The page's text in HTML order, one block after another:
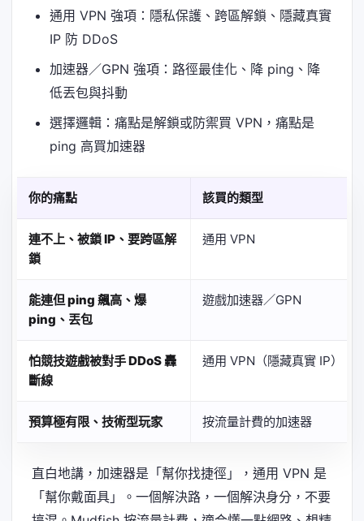
通用 VPN 強項：隱私保護、跨區解鎖、隱藏真實
IP 防 DDoS
加速器／GPN 強項：路徑最佳化、降 ping、降
低丟包與抖動
選擇邏輯：痛點是解鎖或防禦買 VPN，痛點是
ping 高買加速器
你的痛點 該買的類型
連不上、被鎖 IP、要跨區解
鎖
通用 VPN
能連但 ping 飆高、爆
ping、丟包
遊戲加速器／GPN
怕競技遊戲被對手 DDoS 轟
斷線
通用 VPN（隱藏真實 IP）
預算極有限、技術型玩家 按流量計費的加速器
直白地講，加速器是「幫你找捷徑」，通用 VPN 是
「幫你戴面具」。一個解決路，一個解決身分，不要